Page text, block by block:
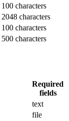
100 characters
2048 characters
100 characters
500 characters
Required
fields
text
file